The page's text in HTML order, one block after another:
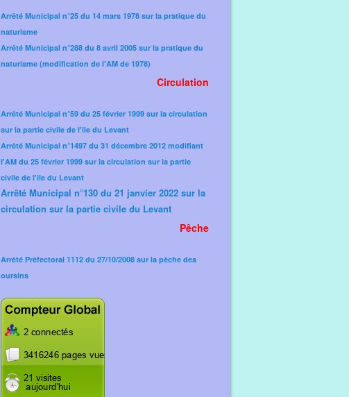
Arrêté Municipal n°25 du 14 mars 1978 sur la pratique du
naturisme
Arrêté Municipal n°288 du 8 avril 2005 sur la pratique du
naturisme (modification de l'AM de 1978)​
Circulation
Arrêté Municipal n°59 du 25 février 1999 sur la circulation
sur la partie civile de l'île du Levant
Arrêté Municipal n°1497 du 31 décembre 2012 modifiant
l'AM du 25 février 1999 sur la circulation sur la partie
civile de l'île du Levant
Arrêté Municipal n°130 du 21 janvier 2022 sur la
circulation sur la partie civile du Levant
Pêche
Arrêté Préfectoral 1112 du 27/10/2008 sur la pêche des
oursins